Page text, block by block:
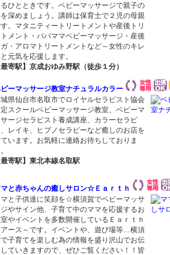
ひとときです。ベビーマッサージで親子の
深めましょう。講師は保育士で２児の母親
。マタニティートリートメントや産後トリ
メント・パパママベビーマッサージ・産後
・アロマトリートメントなど～女性のキレ
元気を応援します。
寄駅】京成おゆみ野駅（徒歩１分）
ーマッサージ教室ナチュラルカラー
県仙台市名取市でロイヤルセラピスト協会
スクールベビーマッサージ教室、ベビーマ
ージセラピスト養成講座、カラーセラピ
レイキ、ヒプノセラピーなど癒しのお店を
います。お気軽に連絡お待ちしておりま
寄駅】東北本線名取駅
と赤ちゃんの癒しサロン☆Ｅａｒｔｈ
と子供達に笑顔を☆横須賀でベビーマッサ
やサイン他、子育て中のママを応援するお
やイベントを多数開催しているＥａｒｔｈ
ース～です。イベントや、遊び場等…横須
子育てを楽しむ為の情報を盛り沢山でお伝
ていきますので、ぜひご覧ください！！皆